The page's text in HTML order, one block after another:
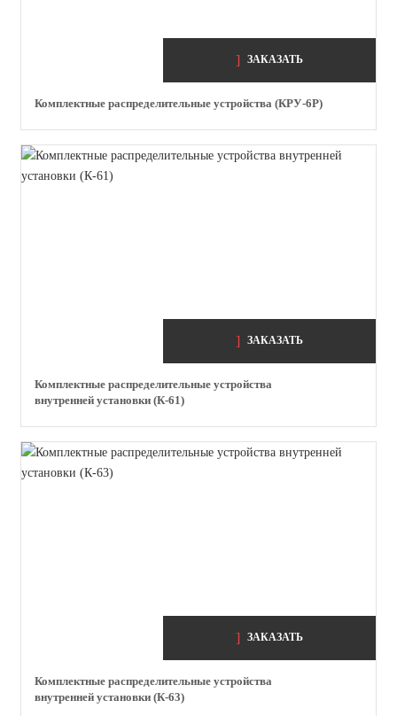
ЗАКАЗАТЬ
Комплектные распределительные устройства (КРУ-6Р)
ЗАКАЗАТЬ
Комплектные распределительные устройства
внутренней установки (К-61)
ЗАКАЗАТЬ
Комплектные распределительные устройства
внутренней установки (К-63)